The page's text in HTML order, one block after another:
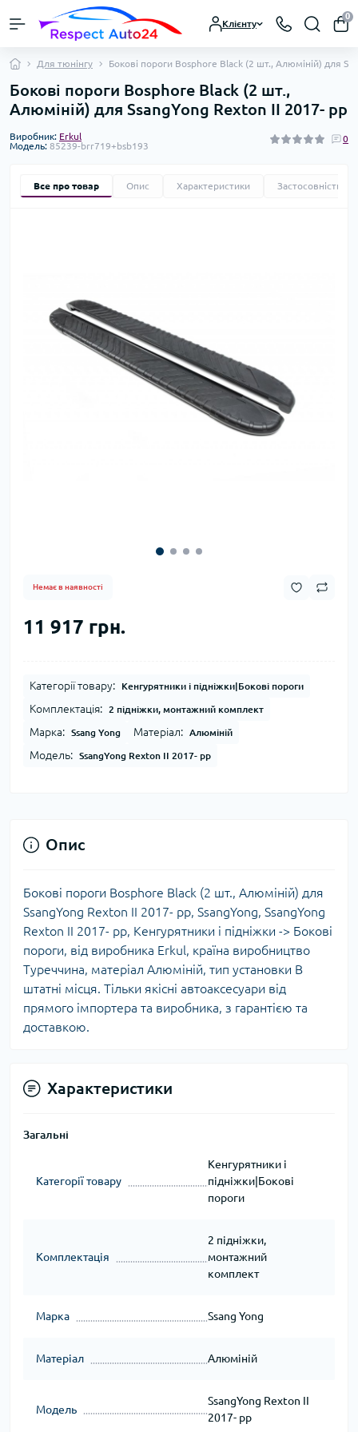
Клієнту
0
Для тюнінгу Бокові пороги Bosphore Black (2 шт., Алюміній) для
Бокові пороги Bosphore Black (2 шт.,
Алюміній) для SsangYong Rexton II 2017- рр
Виробник: Erkul
Модель: 85239-brr719+bsb193
0
Все про товар Опис Характеристики Застосовність
Немає в наявності
11 917 грн.
Категорії товару: Кенгурятники і підніжки|Бокові пороги
Комплектація: 2 підніжки, монтажний комплект
Марка: Ssang Yong Матеріал: Алюміній
Модель: SsangYong Rexton II 2017- рр
Опис
Бокові пороги Bosphore Black (2 шт., Алюміній) для
SsangYong Rexton II 2017- рр, SsangYong, SsangYong
Rexton II 2017- рр, Кенгурятники і підніжки -> Бокові
пороги, від виробника Erkul, країна виробництво
Туреччина, матеріал Алюміній, тип установки В
штатні місця. Тільки якісні автоаксесуари від
прямого імпортера та виробника, з гарантією та
доставкою.
Характеристики
Загальні
Категорії товару
Кенгурятники і
підніжки|Бокові
пороги
Комплектація
2 підніжки,
монтажний
комплект
Марка Ssang Yong
Матеріал Алюміній
Модель
SsangYong Rexton II
2017- рр